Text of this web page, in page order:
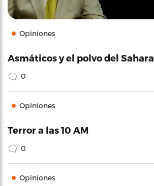
Opiniones
Asmáticos y el polvo del Sahara
0
Opiniones
Terror a las 10 AM
0
Opiniones